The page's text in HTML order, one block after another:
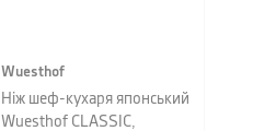
Wuesthof
Ніж шеф-кухаря японський
Wuesthof CLASSIC,